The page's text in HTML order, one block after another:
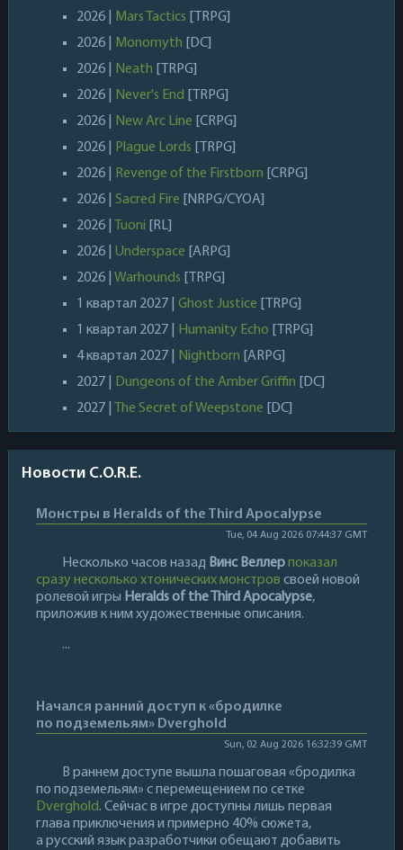
2026 |
Mars Tactics
[TRPG]
2026 |
Monomyth
[DC]
2026 |
Neath
[TRPG]
2026 |
Never's End
[TRPG]
2026 |
New Arc Line [CRPG]
2026 |
Plague Lords
[TRPG]
2026 |
Revenge of the Firstborn [CRPG]
2026 | Sacred Fire
[NRPG/CYOA]
2026 |
Tuoni
[RL]
2026 | Underspace [ARPG]
2026 | Warhounds
[TRPG]
1 квартал 2027 | Ghost Justice
[TRPG]
1 квартал 2027 |
Humanity Echo
[TRPG]
4 квартал 2027 |
Nightborn [ARPG]
2027 |
Dungeons of the Amber Griffin
[DC]
2027 |
The Secret of Weepstone [DC]
Новости C.O.R.E.
Монстры в Heralds of the Third Apocalypse
Tue, 04 Aug 2026 07:44:37 GMT
Несколько часов назад Винс Веллер показал
сразу несколько хтонических монстров своей новой
ролевой игры Heralds of the Third Apocalypse,
приложив к ним художественные описания.
...
Начался ранний доступ к «бродилке
по подземельям» Dverghold
Sun, 02 Aug 2026 16:32:39 GMT
В раннем доступе вышла пошаговая «бродилка
по подземельям» с перемещением по сетке
Dverghold. Сейчас в игре доступны лишь первая
глава приключения и примерно 40% сюжета,
а русский язык разработчики обещают добавить